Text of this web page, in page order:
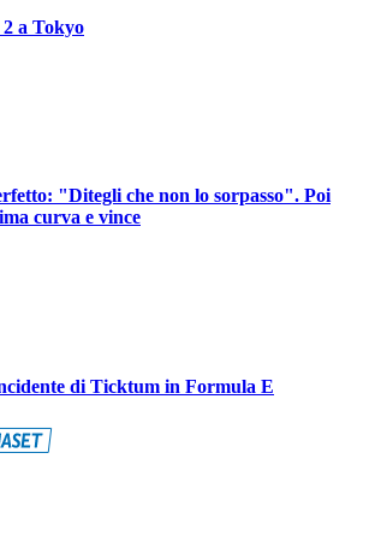
a Tokyo
"Ditegli che non lo sorpasso". Poi
curva e vince
di Ticktum in Formula E